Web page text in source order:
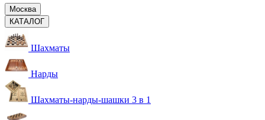
Москва
КАТАЛОГ
Шахматы
Нарды
Шахматы-нарды-шашки 3 в 1